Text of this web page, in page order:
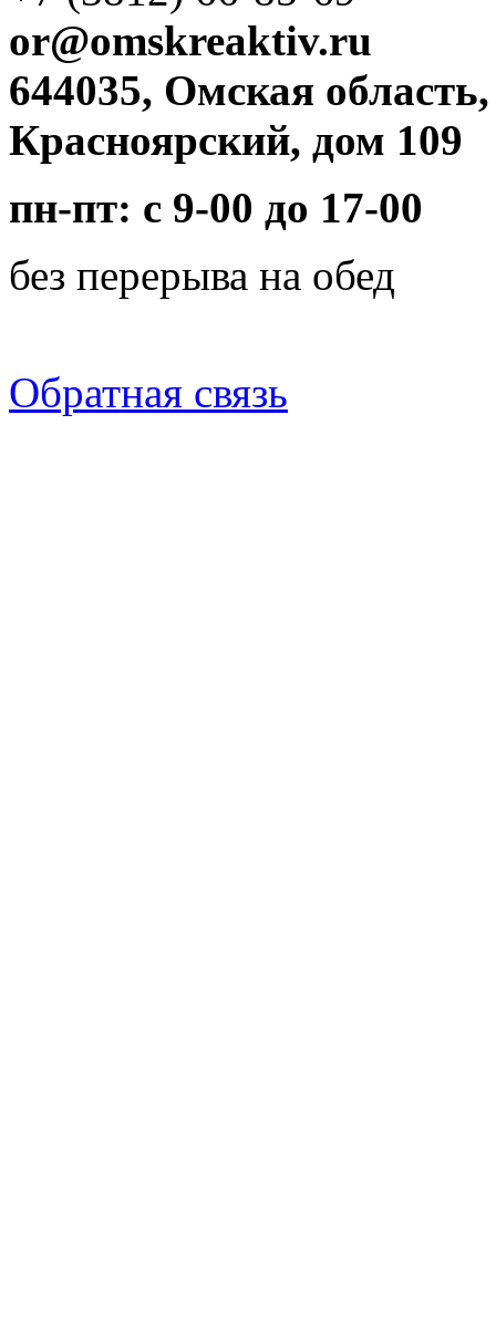
or@omskreaktiv.ru
644035, Омская
Красноярский, дом 109
пн-пт: с 9-00 до 17-00
без перерыва на обед
Обратная связь